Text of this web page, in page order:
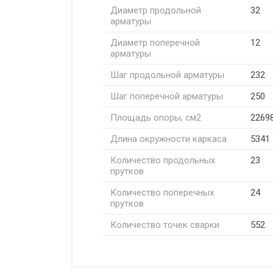
Диаметр продольной
арматуры
32
Диаметр поперечной
арматуры
12
Шаг продольной арматуры
232
Шаг поперечной арматуры
250
Площадь опоры, см2
Длина окружности каркаса
5341
Количество продольных
прутков
23
Количество поперечных
прутков
24
Количество точек сварки 552